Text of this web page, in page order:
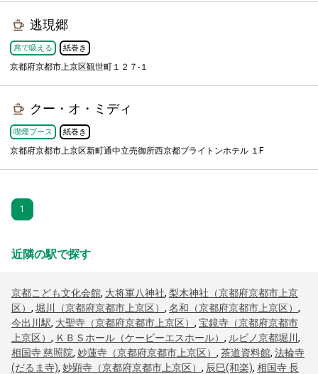
逃現郷
席で吸える 紙巻き
京都府京都市上京区観世町１２７-１
クー・オ・ミディ
喫煙ブース 紙巻き
京都府京都市上京区新町通中立売御所西京都ブライトンホテル １F
1
近隣の駅で探す
京都こども文化会館, 大将軍八神社, 梨木神社（京都府京都市上京
区） , 堀川（京都府京都市上京区） , 名和（京都府京都市上京区） ,
今出川駅, 大聖寺（京都府京都市上京区） , 宝鏡寺（京都府京都市
上京区） , ＫＢＳホール（ケービーエスホール） , ルビノ京都堀川 ,
相国寺 慈照院, 妙蓮寺（京都府京都市上京区） , 茶道資料館, 法輪寺
(だるま寺), 妙顕寺（京都府京都市上京区） , 辰巳(和楽), 相国寺 長